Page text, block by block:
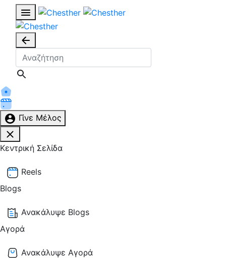
Γίνε Μέλος
Κεντρική Σελίδα
Reels
Blogs
Ανακάλυψε Blogs
Αγορά
Ανακάλυψε Αγορά